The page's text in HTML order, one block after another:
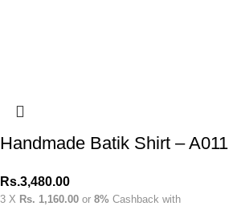
Handmade Batik Shirt – A011
Rs.3,480.00
3 X Rs. 1,160.00 or 8% Cashback with